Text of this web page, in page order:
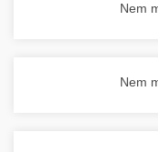
Nem
Nem